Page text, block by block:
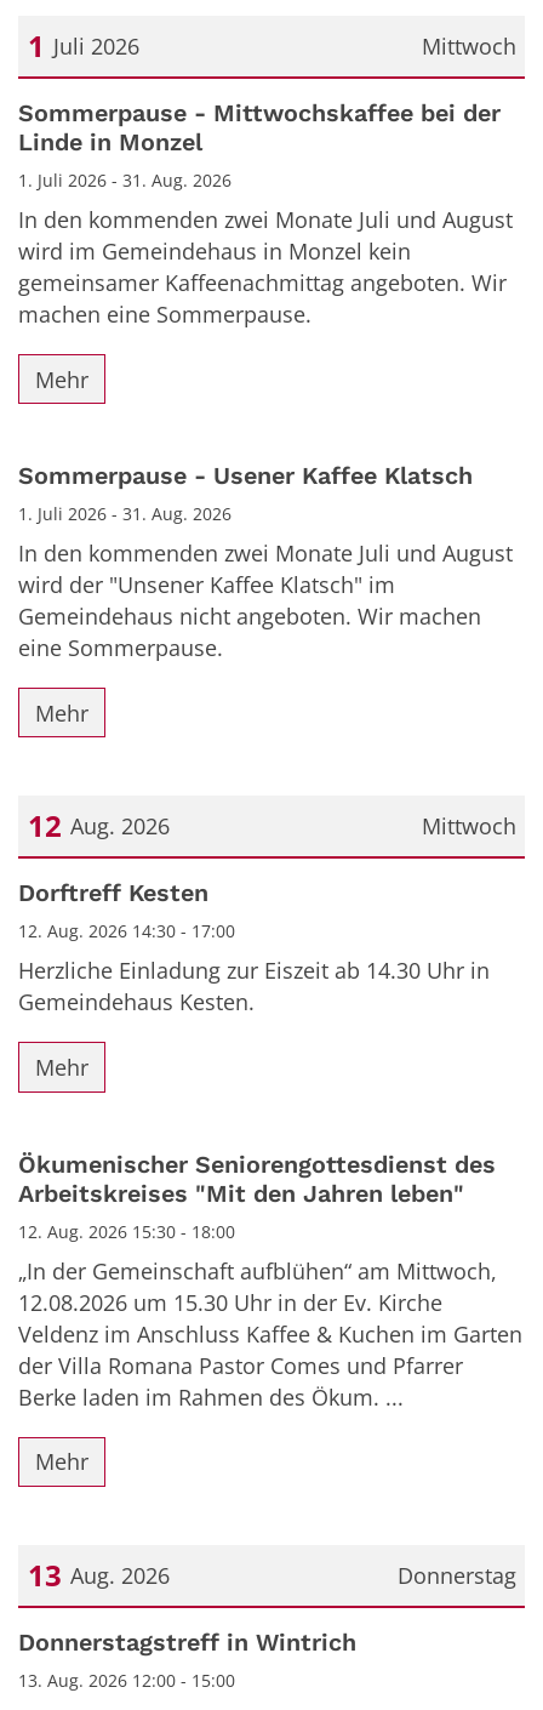
Mittwoch
1 Juli 2026
Datum: 1. Juli 2026
Sommerpause - Mittwochskaffee bei der
Linde in Monzel
1. Juli 2026 - 31. Aug. 2026
In den kommenden zwei Monate Juli und August
wird im Gemeindehaus in Monzel kein
gemeinsamer Kaffeenachmittag angeboten. Wir
machen eine Sommerpause.
Mehr
Sommerpause - Usener Kaffee Klatsch
1. Juli 2026 - 31. Aug. 2026
In den kommenden zwei Monate Juli und August
wird der "Unsener Kaffee Klatsch" im
Gemeindehaus nicht angeboten. Wir machen
eine Sommerpause.
Mehr
Mittwoch
12 Aug. 2026
Datum: 12. August 2026
Dorftreff Kesten
12. Aug. 2026 14:30 - 17:00
Herzliche Einladung zur Eiszeit ab 14.30 Uhr in
Gemeindehaus Kesten.
Mehr
Ökumenischer Seniorengottesdienst des
Arbeitskreises "Mit den Jahren leben"
12. Aug. 2026 15:30 - 18:00
„In der Gemeinschaft aufblühen“ am Mittwoch,
12.08.2026 um 15.30 Uhr in der Ev. Kirche
Veldenz im Anschluss Kaffee & Kuchen im Garten
der Villa Romana Pastor Comes und Pfarrer
Berke laden im Rahmen des Ökum. ...
Mehr
Donnerstag
13 Aug. 2026
Datum: 13. August 2026
Donnerstagstreff in Wintrich
13. Aug. 2026 12:00 - 15:00